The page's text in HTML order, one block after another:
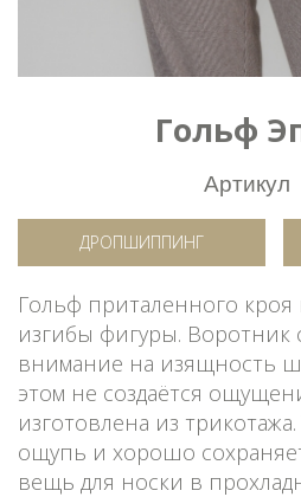
Гольф
Артикул
ДРОПШИППИНГ
Гольф приталенного кроя
изгибы фигуры. Воротник
внимание на изящность
этом не создаётся
изготовлена из
ощупь и хорошо
вещь для носки в